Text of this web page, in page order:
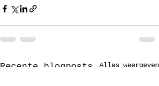
Recente blogposts Alles weergeven